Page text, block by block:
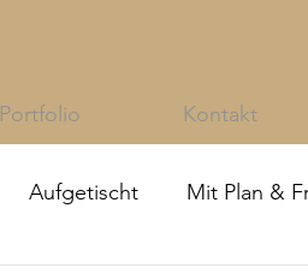
Portfolio Kontakt
Aufgetischt Mit Plan &